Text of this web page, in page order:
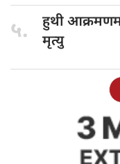
५. हुथी
मृत्यु